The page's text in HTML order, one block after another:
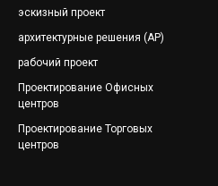
эскизный проект
архитектурные решения (АР)
рабочий проект
Проектирование Офисных
центров
Проектирование Торговых
центров